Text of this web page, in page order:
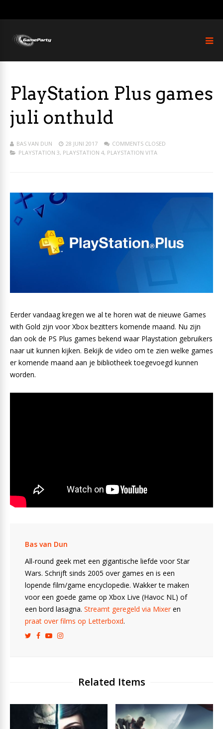
PlayStation Plus games
juli onthuld
BAS VAN DUN 28 JUNI 2017
COMMENTS CLOSED
PLAYSTATION 3, PLAYSTATION 4, PLAYSTATION VITA
Eerder vandaag kregen we al te horen wat de nieuwe Games
with Gold zijn voor Xbox bezitters komende maand. Nu zijn
dan ook de PS Plus games bekend waar Playstation gebruikers
naar uit kunnen kijken. Bekijk de video om te zien welke games
er komende maand aan je bibliotheek toegevoegd kunnen
worden.
Bas van Dun
All-round geek met een gigantische liefde voor Star
Wars. Schrijft sinds 2005 over games en is een
lopende film/game encyclopedie. Wakker te maken
voor een goede game op Xbox Live (Havoc NL) of
een bord lasagna. Streamt geregeld via Mixeren
praat over films op Letterboxd.
Related Items